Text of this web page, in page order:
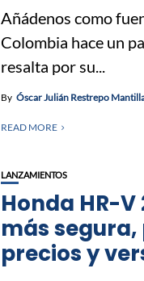
Añádenos como
Colombia hace un
resalta por su...
By Óscar Julián Restrepo
READ MORE
LANZAMIENTOS
Honda HR-
más
precios y